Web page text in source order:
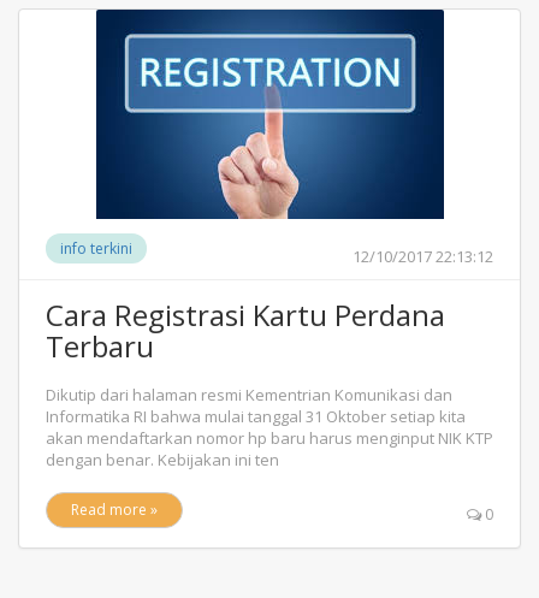
info terkini 12/10/2017 22:13:12
Cara Registrasi Kartu Perdana
Terbaru
Dikutip dari halaman resmi Kementrian Komunikasi dan
Informatika RI bahwa mulai tanggal 31 Oktober setiap kita
akan mendaftarkan nomor hp baru harus menginput NIK KTP
dengan benar. Kebijakan ini ten
Read more » 0